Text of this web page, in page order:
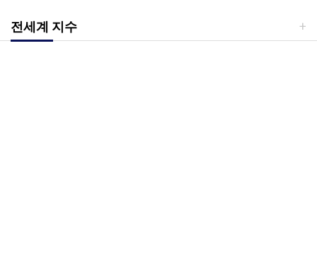
전세계 지수